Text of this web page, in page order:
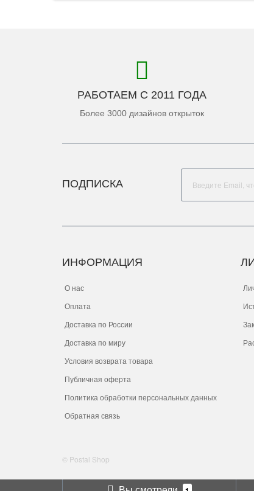
РАБОТАЕМ С 2011 ГОДА
Более 3000 дизайнов открыток
ПОДПИСКА
ИНФОРМАЦИЯ
О нас
Оплата
Доставка по России
Доставка по миру
Условия возврата товара
Публичная оферта
Политика обработки персональных данных
Обратная связь
© Postal Shop